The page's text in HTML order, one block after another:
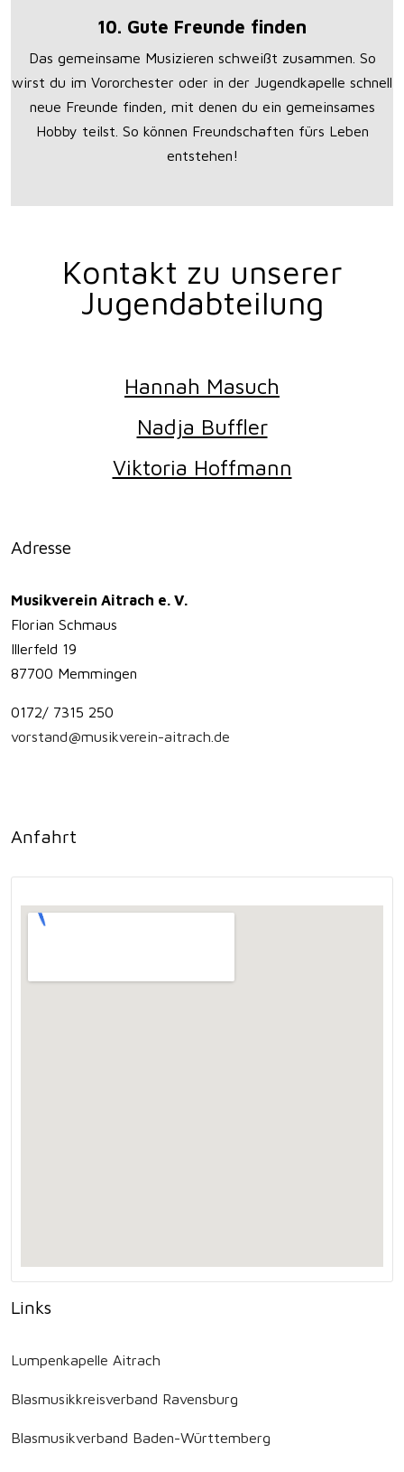
10. Gute Freunde finden
Das gemeinsame Musizieren schweißt zusammen. So
wirst du im Vororchester oder in der Jugendkapelle schnell
neue Freunde finden, mit denen du ein gemeinsames
Hobby teilst. So können Freundschaften fürs Leben
entstehen!
Kontakt zu unserer
Jugendabteilung
Hannah Masuch
Nadja Buffler
Viktoria Hoffmann
Adresse
Musikverein Aitrach e. V.
Florian Schmaus
Illerfeld 19
87700 Memmingen
0172/ 7315 250
vorstand@musikverein-aitrach.de
Anfahrt
Links
Lumpenkapelle Aitrach
Blasmusikkreisverband Ravensburg
Blasmusikverband Baden-Württemberg